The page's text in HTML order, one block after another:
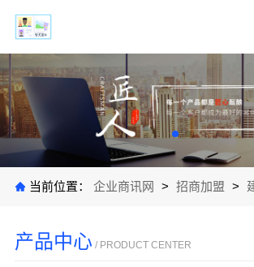
当前位置： 企业商讯网 > 招商加盟 >
产品中心 / PRODUCT CENTER